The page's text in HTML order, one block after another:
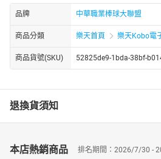
品牌 中華職業棒球大聯盟
商品分類 樂天首頁 樂天Kobo電
商品貨號(SKU) 52825de9-1bda-38bf-
退換貨須知
本店熱銷商品 排名期間：2026/7/30 -